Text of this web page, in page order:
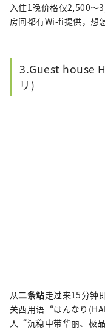
入住1晚价格仅2,500～
房间都有Wi-fi提供，想
3.Guest house
リ)
从二条站走过来15分钟
关西用语“はんなり
人“沉稳中带华丽、极